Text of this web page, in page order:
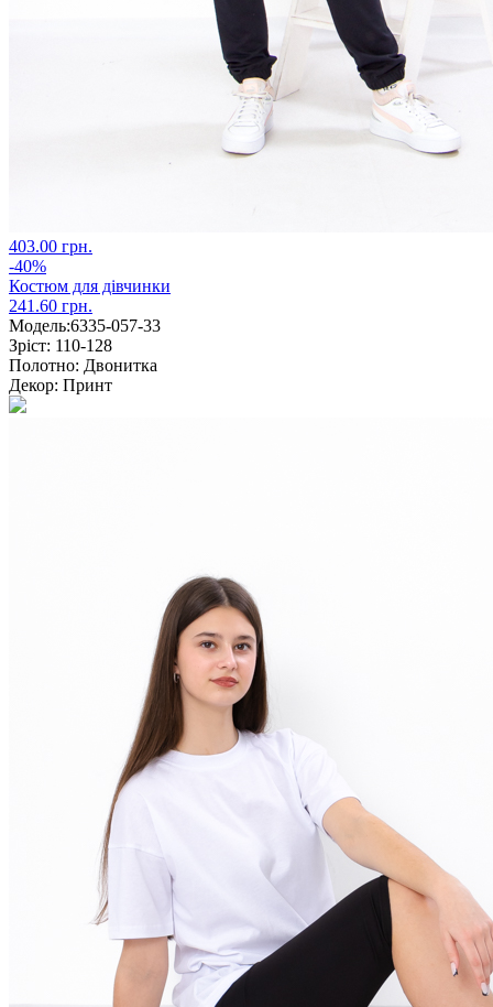
403.00 грн.
-40%
Костюм для дівчинки
241.60 грн.
Модель:6335-057-33
Зріст: 110-128
Полотно: Двонитка
Декор: Принт